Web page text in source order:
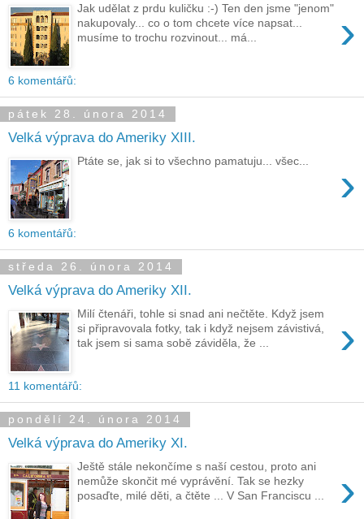
›
Jak udělat z prdu kuličku :-) Ten den jsme "jenom"
nakupovaly... co o tom chcete více napsat...
musíme to trochu rozvinout... má...
6 komentářů:
pátek 28. února 2014
Velká výprava do Ameriky XIII.
›
Ptáte se, jak si to všechno pamatuju... všec...
6 komentářů:
středa 26. února 2014
Velká výprava do Ameriky XII.
›
Milí čtenáři, tohle si snad ani nečtěte. Když jsem
si připravovala fotky, tak i když nejsem závistivá,
tak jsem si sama sobě záviděla, že ...
11 komentářů:
pondělí 24. února 2014
Velká výprava do Ameriky XI.
›
Ještě stále nekončíme s naší cestou, proto ani
nemůže skončit mé vyprávění. Tak se hezky
posaďte, milé děti, a čtěte ... V San Franciscu ...